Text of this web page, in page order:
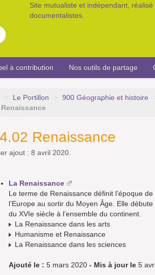
Site mutualiste et indépendant,
documentalistes.
à contribution Nos outils de partage
> Le Portillon > 900 Géographie et histoire
Renaissance
Renaissance
ajout : 8 avril 2020.
La Renaissance
Le terme de Renaissance définit l’époque
l’Europe au sortir du Moyen Âge. Elle
du XVIe siècle à l’ensemble du continent.
La Renaissance dans les arts
Humanisme et Renaissance
La Renaissance dans les sciences
Ajouté le : 5 mars 2020 - Mis à jour le 5